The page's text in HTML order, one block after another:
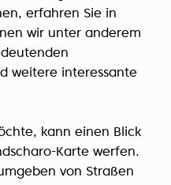
erfahren Sie in
wir unter anderem
weitere interessante
kann einen Blick
Karte werfen.
von Straßen